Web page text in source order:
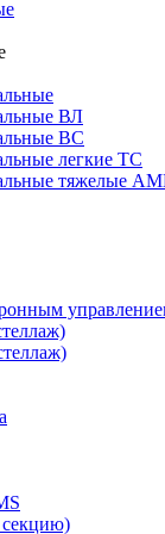
ВЛ
ВС
легкие ТС
тяжелые
секцию)